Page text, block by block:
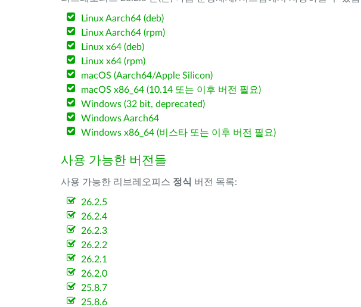
Linux Aarch64 (deb)
Linux Aarch64 (rpm)
Linux x64 (deb)
Linux x64 (rpm)
macOS (Aarch64/Apple Silicon)
macOS x86_64 (10.14 또는 이후 버전 필요)
Windows (32 bit, deprecated)
Windows Aarch64
Windows x86_64 (비스타 또는 이후 버전 필요)
사용 가능한 버전들
사용 가능한 리브레오피스 정식 버전 목록:
26.2.5
26.2.4
26.2.3
26.2.2
26.2.1
26.2.0
25.8.7
25.8.6